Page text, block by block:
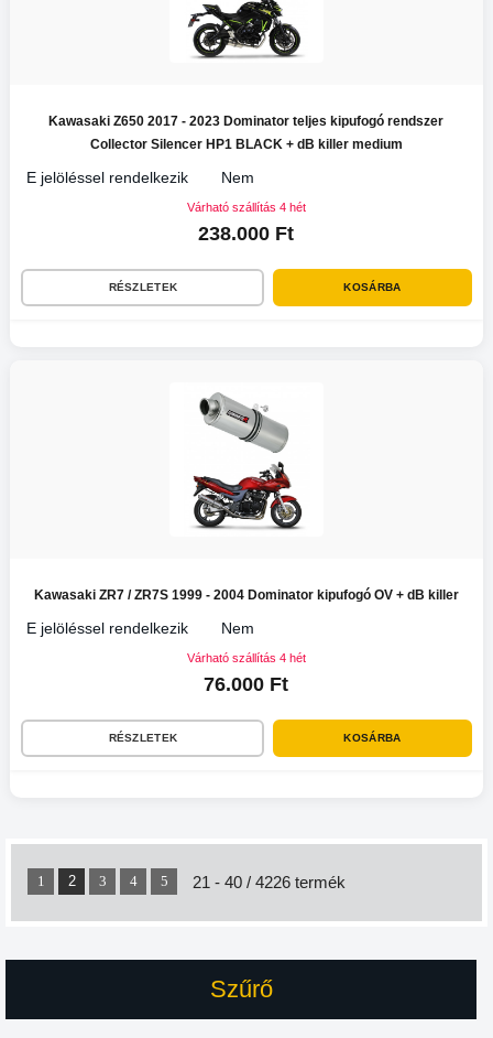
Kawasaki Z650 2017 - 2023 Dominator teljes kipufogó rendszer
Collector Silencer HP1 BLACK + dB killer medium
E jelöléssel rendelkezik Nem
Várható szállítás 4 hét
238.000 Ft
RÉSZLETEK KOSÁRBA
Kawasaki ZR7 / ZR7S 1999 - 2004 Dominator kipufogó OV + dB killer
E jelöléssel rendelkezik Nem
Várható szállítás 4 hét
76.000 Ft
RÉSZLETEK KOSÁRBA
1 2 3 4 5 21 - 40 / 4226 termék
Szűrő